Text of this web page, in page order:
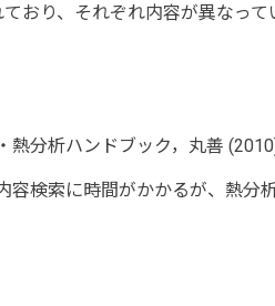
おり、それぞれ内容が異なって
熱分析ハンドブック，丸善
検索に時間がかかるが、熱分